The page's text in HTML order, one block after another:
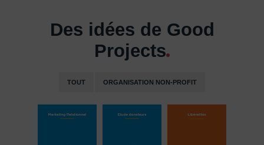
Des idées de Good
Projects
TOUT ORGANISATION NON-PROFIT